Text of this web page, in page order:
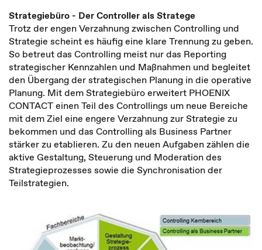
Strategiebüro - Der Controller als Stratege
Trotz der engen Verzahnung zwischen Controlling und
Strategie scheint es häufig eine klare Trennung zu geben.
So betreut das Controlling meist nur das Reporting
strategischer Kennzahlen und Maßnahmen und begleitet
den Übergang der strategischen Planung in die operative
Planung. Mit dem Strategiebüro erweitert PHOENIX
CONTACT einen Teil des Controllings um neue Bereiche
mit dem Ziel eine engere Verzahnung zur Strategie zu
bekommen und das Controlling als Business Partner
stärker zu etablieren. Zu den neuen Aufgaben zählen die
aktive Gestaltung, Steuerung und Moderation des
Strategieprozesses sowie die Synchronisation der
Teilstrategien.